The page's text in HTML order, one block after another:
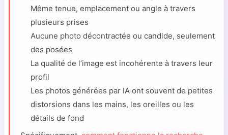
Même tenue, emplacement ou angle à travers
plusieurs prises
Aucune photo décontractée ou candide, seulement
des posées
La qualité de l’image est incohérente à travers leur
profil
Les photos générées par IA ont souvent de petites
distorsions dans les mains, les oreilles ou les
détails de fond